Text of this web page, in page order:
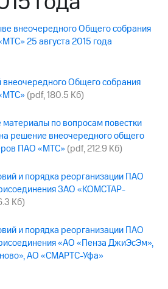
внеочередного Общего собрания
25 августа 2015 года
Общего собрания
(pdf, 180.5 Кб)
по вопросам повестки
решение внеочередного общего
ПАО «МТС» (pdf, 212.9 Кб)
и порядка реорганизации ПАО
ЗАО «КОМСТАР-
Кб)
и порядка реорганизации ПАО
«АО «Пенза ДжиЭсЭм»,
АО «СМАРТС-Уфа»